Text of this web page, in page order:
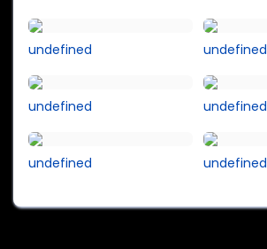
undefined undefined
undefined undefined
undefined undefined